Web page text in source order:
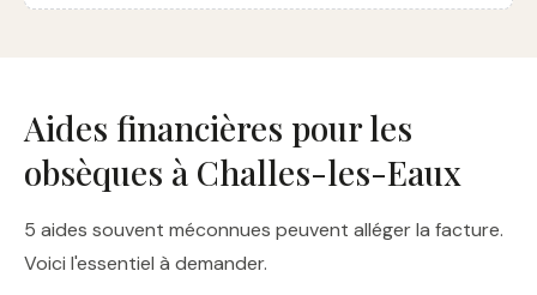
Aides financières pour les
obsèques à Challes-les-Eaux
5 aides souvent méconnues peuvent alléger la facture.
Voici l'essentiel à demander.